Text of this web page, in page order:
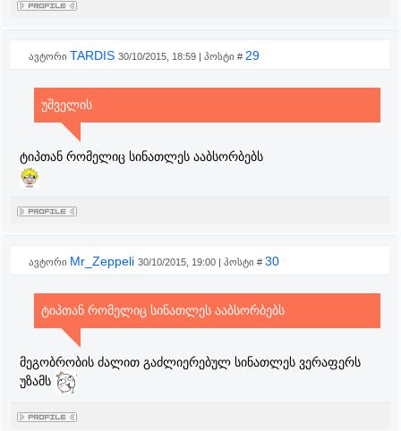
ავტორი TARDIS 30/10/2015, 18:59 | პოსტი # 29
უშველის
ტიპთან რომელიც სინათლეს ააბსორბებს
ავტორი Mr_Zeppeli 30/10/2015, 19:00 | პოსტი # 30
ტიპთან რომელიც სინათლეს ააბსორბებს
მეგობრობის ძალით გაძლიერებულ სინათლეს ვერაფერს
უზამს